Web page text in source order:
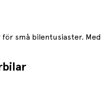
små bilentusiaster.